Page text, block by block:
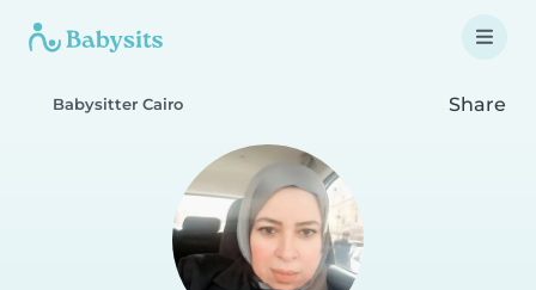
Babysitter Cairo Share